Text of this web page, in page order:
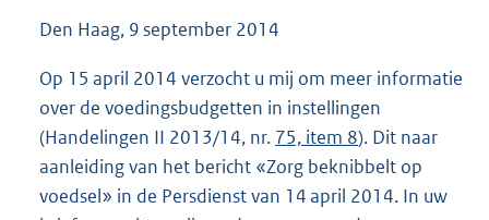
Den Haag, 9 september 2014
Op 15 april 2014 verzocht u mij om meer informatie
over de voedingsbudgetten in instellingen
(Handelingen II 2013/14, nr. 75, item 8). Dit naar
aanleiding van het bericht «Zorg beknibbelt op
voedsel» in de Persdienst van 14 april 2014. In uw